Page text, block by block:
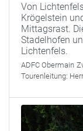
Von
Krögelstein
Mittagsrast.
Stadelhofen
Lichtenfels.
ADFC Obermain
Tourenleitung: